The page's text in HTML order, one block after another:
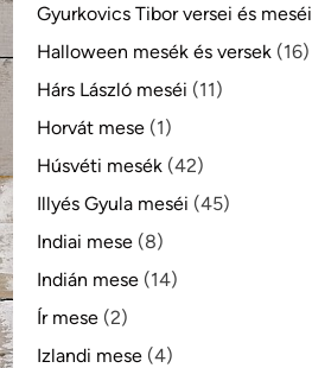
Gyurkovics Tibor versei és meséi
Halloween mesék és versek (16)
Hárs László meséi (11)
Horvát mese (1)
Húsvéti mesék (42)
Illyés Gyula meséi (45)
Indiai mese (8)
Indián mese (14)
Ír mese (2)
Izlandi mese (4)